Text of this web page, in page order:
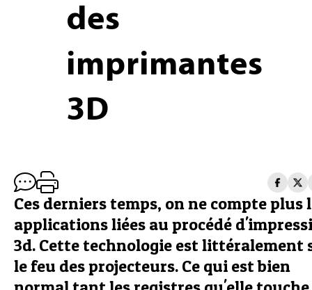
des
imprimantes
3D
Ces derniers temps, on ne compte plus
applications liées au procédé
3d. Cette technologie est littéralement
le feu des projecteurs. Ce qui est bien